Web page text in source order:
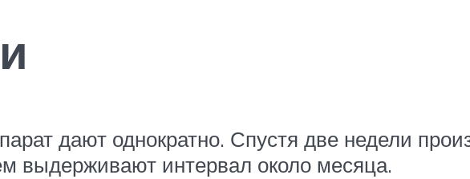
дают однократно. Спустя две недели
выдерживают интервал около месяца.